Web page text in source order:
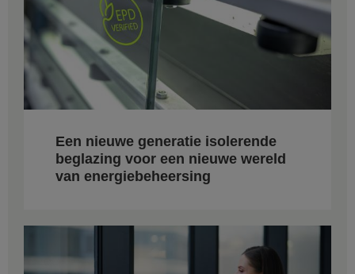
Een nieuwe generatie isolerende
beglazing voor een nieuwe wereld
van energiebeheersing